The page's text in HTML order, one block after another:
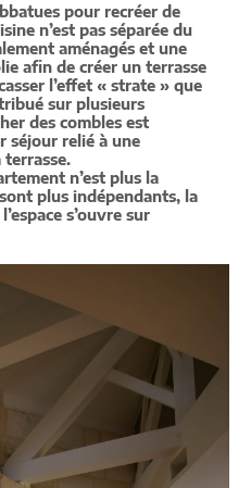
pour recréer de
n’est pas séparée du
aménagés et une
afin de créer un terrasse
l’effet « strate » que
sur plusieurs
des combles est
séjour relié à une
terrasse.
n’est plus la
plus indépendants, la
s’ouvre sur